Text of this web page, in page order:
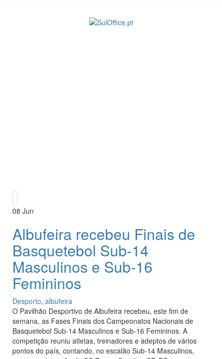
08 Jun
Albufeira recebeu Finais de
Basquetebol Sub-14
Masculinos e Sub-16
Femininos
Desporto, albufeira
O Pavilhão Desportivo de Albufeira recebeu, este fim de
semana, as Fases Finais dos Campeonatos Nacionais de
Basquetebol Sub-14 Masculinos e Sub-16 Femininos. A
competição reuniu atletas, treinadores e adeptos de vários
pontos do país, contando, no escalão Sub-14 Masculinos,